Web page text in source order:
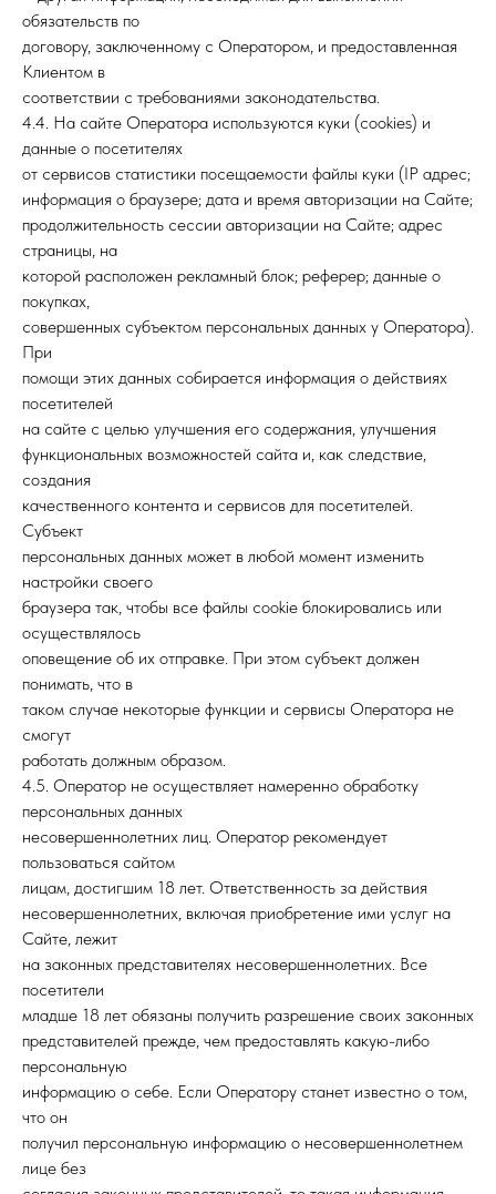
обязательств по
договору, заключенному с Оператором, и предоставленная
Клиентом в
соответствии с требованиями законодательства.
4.4. На сайте Оператора используются куки (cookies) и
данные о посетителях
от сервисов статистики посещаемости файлы куки (IP адрес;
информация о браузере; дата и время авторизации на Сайте;
продолжительность сессии авторизации на Сайте; адрес
страницы, на
которой расположен рекламный блок; реферер; данные о
покупках,
совершенных субъектом персональных данных у Оператора).
При
помощи этих данных собирается информация о действиях
посетителей
на сайте с целью улучшения его содержания, улучшения
функциональных возможностей сайта и, как следствие,
создания
качественного контента и сервисов для посетителей.
Субъект
персональных данных может в любой момент изменить
настройки своего
браузера так, чтобы все файлы cookie блокировались или
осуществлялось
оповещение об их отправке. При этом субъект должен
понимать, что в
таком случае некоторые функции и сервисы Оператора не
смогут
работать должным образом.
4.5. Оператор не осуществляет намеренно обработку
персональных данных
несовершеннолетних лиц. Оператор рекомендует
пользоваться сайтом
лицам, достигшим 18 лет. Ответственность за действия
несовершеннолетних, включая приобретение ими услуг на
Сайте, лежит
на законных представителях несовершеннолетних. Все
посетители
младше 18 лет обязаны получить разрешение своих законных
представителей прежде, чем предоставлять какую-либо
персональную
информацию о себе. Если Оператору станет известно о том,
что он
получил персональную информацию о несовершеннолетнем
лице без